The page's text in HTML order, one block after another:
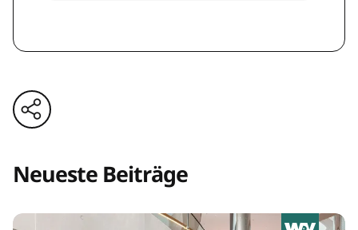
Neueste Beiträge